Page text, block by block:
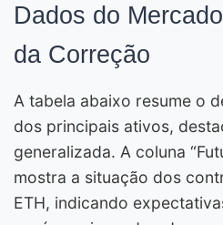
Dados do
da Correção
A tabela abaixo resume o
dos principais ativos,
generalizada. A coluna
mostra a situação dos
ETH, indicando